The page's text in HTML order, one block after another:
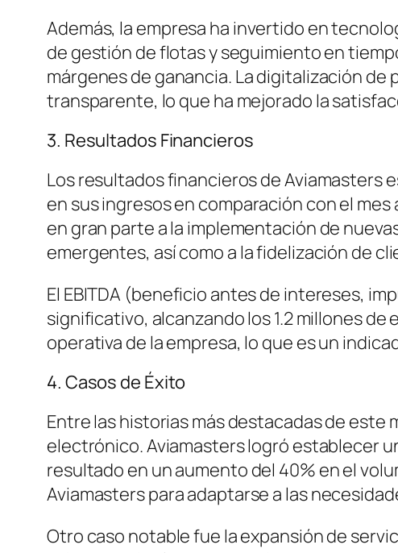
Además, la empresa ha invertido en
de gestión de flotas y seguimiento en
márgenes de ganancia. La digitalización
transparente, lo que ha mejorado la
3. Resultados Financieros
Los resultados financieros de Aviamasters
en sus ingresos en comparación con el
en gran parte a la implementación de
emergentes, así como a la fidelización de
El EBITDA (beneficio antes de intereses,
significativo, alcanzando los 1.2 millones de
operativa de la empresa, lo que es un
4. Casos de Éxito
Entre las historias más destacadas de
electrónico. Aviamasters logró establecer
resultado en un aumento del 40% en el
Aviamasters para adaptarse a las
Otro caso notable fue la expansión de